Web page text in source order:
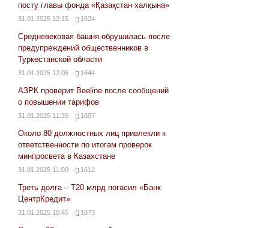
посту главы фонда «Қазақстан халқына»
31.01.2025 12:15 1624
Средневековая башня обрушилась после
предупреждений общественников в
Туркестанской области
31.01.2025 12:05 1644
АЗРК проверит Beeline после сообщений
о повышении тарифов
31.01.2025 11:35 1687
Около 80 должностных лиц привлекли к
ответственности по итогам проверок
минпросвета в Казахстане
31.01.2025 11:00 1612
Треть долга – Т20 млрд погасил «Банк
ЦентрКредит»
31.01.2025 10:45 1673